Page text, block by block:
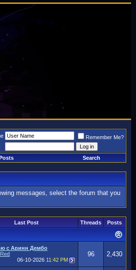
Remember Me?
Search
messages, select the forum that you
Last Post Threads Posts
с Аринн Дембо
06-10-2026 11:42 PM
96 2,430